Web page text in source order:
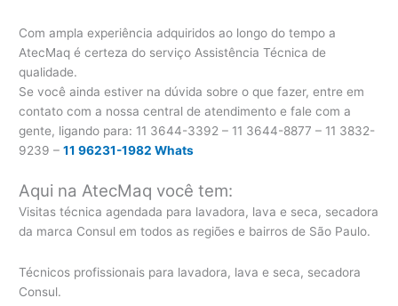
Com ampla experiência adquiridos ao longo do tempo a
AtecMaq é certeza do serviço Assistência Técnica de
qualidade.
Se você ainda estiver na dúvida sobre o que fazer, entre em
contato com a nossa central de atendimento e fale com a
gente, ligando para: 11 3644-3392 – 11 3644-8877 – 11 3832-
9239 –11 96231-1982 Whats
Aqui na AtecMaq você tem:
Visitas técnica agendada para lavadora, lava e seca, secadora
da marca Consul em todos as regiões e bairros de São Paulo.
Técnicos profissionais para lavadora, lava e seca, secadora
Consul.